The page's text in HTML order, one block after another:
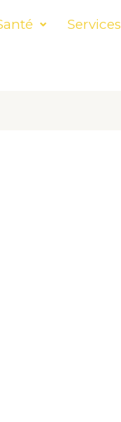
Services